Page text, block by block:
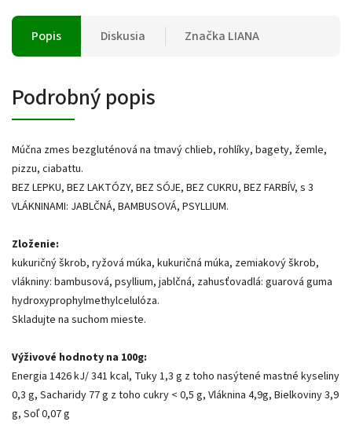
Popis Diskusia Značka LIANA
Podrobný popis
Múčna zmes bezgluténová na tmavý chlieb, rohlíky, bagety, žemle,
pizzu, ciabattu.
BEZ LEPKU, BEZ LAKTÓZY, BEZ SÓJE, BEZ CUKRU, BEZ FARBÍV, s 3
VLÁKNINAMI: JABLČNÁ, BAMBUSOVÁ, PSYLLIUM.
Zloženie:
kukuričný škrob, ryžová múka, kukuričná múka, zemiakový škrob,
vlákniny: bambusová, psyllium, jablčná, zahusťovadlá: guarová guma
hydroxyprophylmethylcelulóza.
Skladujte na suchom mieste.
Výživové hodnoty na 100g:
Energia 1426 kJ/ 341 kcal, Tuky 1,3 g z toho nasýtené mastné kyseliny
0,3 g, Sacharidy 77 g z toho cukry < 0,5 g, Vláknina 4,9g, Bielkoviny 3,9
g, Soľ 0,07 g